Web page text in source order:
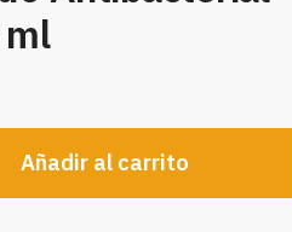
Añadir al carrito